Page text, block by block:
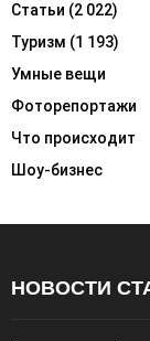
Статьи (2 022)
Туризм (1 193)
Умные вещи
Фоторепортажи
Что происходит
Шоу-бизнес
НОВОСТИ